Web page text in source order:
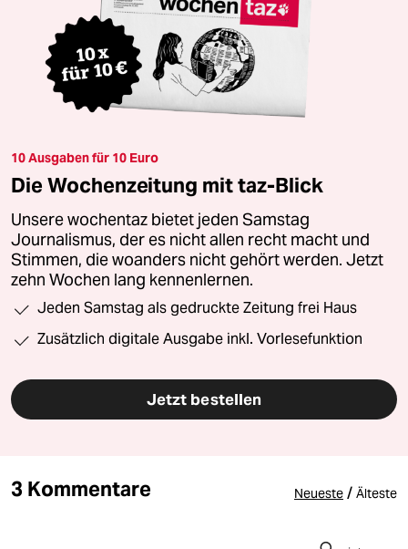
10 Ausgaben für 10 Euro
Die Wochenzeitung mit taz-Blick
Unsere wochentaz bietet jeden Samstag
Journalismus, der es nicht allen recht macht und
Stimmen, die woanders nicht gehört werden. Jetzt
zehn Wochen lang kennenlernen.
Jeden Samstag als gedruckte Zeitung frei Haus
Zusätzlich digitale Ausgabe inkl. Vorlesefunktion
Jetzt bestellen
3 Kommentare Neueste / Älteste